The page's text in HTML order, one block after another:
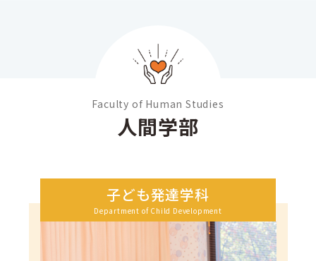
Faculty of Human Studies
人間学部
子ども発達学科
Department of Child Development